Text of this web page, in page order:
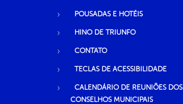
POUSADAS E HOTÉIS
HINO DE TRIUNFO
CONTATO
TECLAS DE ACESSIBILIDADE
CALENDÁRIO DE REUNIÕES DOS
CONSELHOS MUNICIPAIS